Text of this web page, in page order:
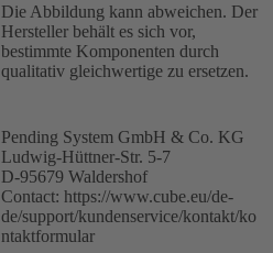
Die Abbildung kann abweichen. Der
Hersteller behält es sich vor,
bestimmte Komponenten durch
qualitativ gleichwertige zu ersetzen.
Pending System GmbH & Co. KG
Ludwig-Hüttner-Str. 5-7
D-95679 Waldershof
Contact: https://www.cube.eu/de-
de/support/kundenservice/kontakt/ko
ntaktformular